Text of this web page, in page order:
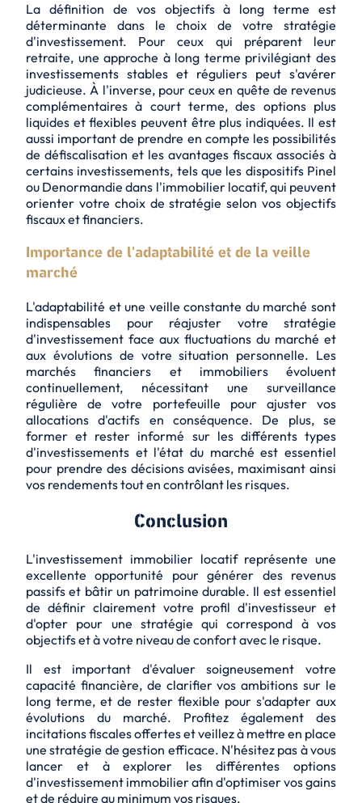
La définition de vos objectifs à long terme est
déterminante dans le choix de votre stratégie
d'investissement. Pour ceux qui préparent leur
retraite, une approche à long terme privilégiant des
investissements stables et réguliers peut s'avérer
judicieuse. À l'inverse, pour ceux en quête de revenus
complémentaires à court terme, des options plus
liquides et flexibles peuvent être plus indiquées. Il est
aussi important de prendre en compte les possibilités
de défiscalisation et les avantages fiscaux associés à
certains investissements, tels que les dispositifs Pinel
ou Denormandie dans l'immobilier locatif, qui peuvent
orienter votre choix de stratégie selon vos objectifs
fiscaux et financiers.
Importance de l'adaptabilité et de la veille
marché
L'adaptabilité et une veille constante du marché sont
indispensables pour réajuster votre stratégie
d'investissement face aux fluctuations du marché et
aux évolutions de votre situation personnelle. Les
marchés financiers et immobiliers évoluent
continuellement, nécessitant une surveillance
régulière de votre portefeuille pour ajuster vos
allocations d'actifs en conséquence. De plus, se
former et rester informé sur les différents types
d'investissements et l'état du marché est essentiel
pour prendre des décisions avisées, maximisant ainsi
vos rendements tout en contrôlant les risques.
Conclusion
L'investissement immobilier locatif représente une
excellente opportunité pour générer des revenus
passifs et bâtir un patrimoine durable. Il est essentiel
de définir clairement votre profil d'investisseur et
d'opter pour une stratégie qui correspond à vos
objectifs et à votre niveau de confort avec le risque.
Il est important d'évaluer soigneusement votre
capacité financière, de clarifier vos ambitions sur le
long terme, et de rester flexible pour s'adapter aux
évolutions du marché. Profitez également des
incitations fiscales offertes et veillez à mettre en place
une stratégie de gestion efficace. N'hésitez pas à vous
lancer et à explorer les différentes options
d'investissement immobilier afin d'optimiser vos gains
et de réduire au minimum vos risques.